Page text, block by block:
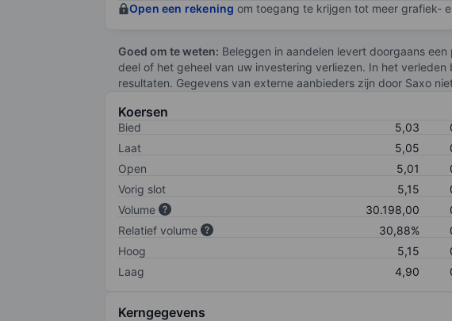
Open een rekening om toegang te krijgen tot meer grafiek-
Goed om te weten: Beleggen in aandelen levert doorgaans
deel of het geheel van uw investering verliezen. In het
resultaten. Gegevens van externe aanbieders zijn door Saxo
Koersen
Bied 5,03
Laat
5,05
Open
5,01
Vorig slot
5,15
Volume
30.198,00
Relatief volume
30,88%
Hoog
5,15
Laag
4,90
Kerngegevens